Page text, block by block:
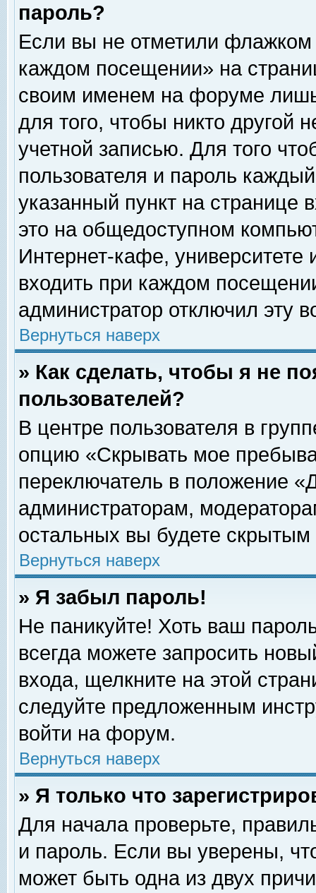
пароль?
Если вы не отметили флажком
каждом посещении» на
своим именем на форуме
для того, чтобы никто другой
учетной записью. Для того
пользователя и пароль
указанный пункт на
это на общедоступном
Интернет-кафе, университете
входить при каждом
администратор отключил эту
Вернуться наверх
» Как сделать, чтобы я не
пользователей?
В центре пользователя в
опцию «Скрывать мое
переключатель в положение
администраторам,
остальных вы будете скрытым
Вернуться наверх
» Я забыл пароль!
Не паникуйте! Хоть ваш
всегда можете запросить
входа, щелкните на этой
следуйте предложенным
войти на форум.
Вернуться наверх
» Я только что
Для начала проверьте,
и пароль. Если вы уверены,
может быть одна из двух